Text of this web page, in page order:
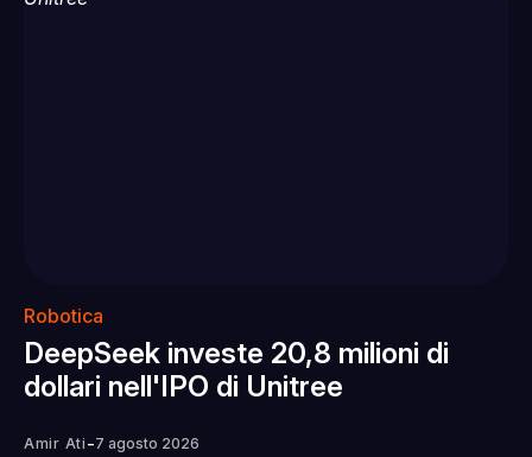
Robotica
DeepSeek investe 20,8 milioni di
dollari nell'IPO di Unitree
Amir Ati -7 agosto 2026